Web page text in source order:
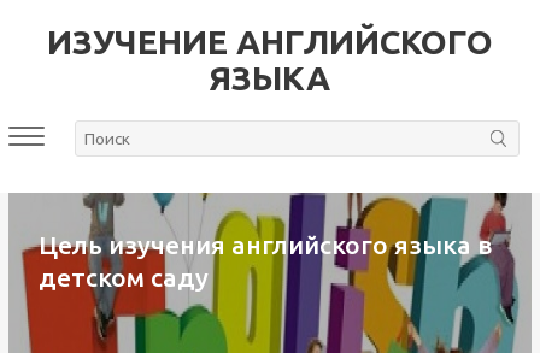
ИЗУЧЕНИЕ АНГЛИЙСКОГО
ЯЗЫКА
Цель изучения английского языка в
детском саду